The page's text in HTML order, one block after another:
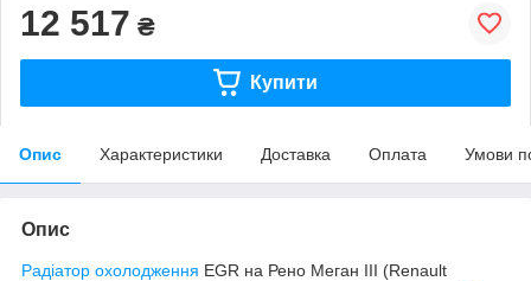
12 517 ₴
Купити
Опис Характеристики Доставка Оплата Умови
Опис
Радіатор охолодження EGR на Рено Меган III (Renault